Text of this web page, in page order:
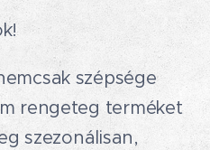
szépsége
rengeteg terméket
szezonálisan,